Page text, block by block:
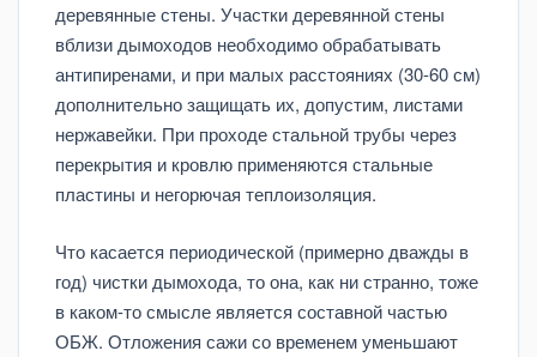
деревянные стены. Участки деревянной стены
вблизи дымоходов необходимо обрабатывать
антипиренами, и при малых расстояниях (30-60 см)
дополнительно защищать их, допустим, листами
нержавейки. При проходе стальной трубы через
перекрытия и кровлю применяются стальные
пластины и негорючая теплоизоляция.
Что касается периодической (примерно дважды в
год) чистки дымохода, то она, как ни странно, тоже
в каком-то смысле является составной частью
ОБЖ. Отложения сажи со временем уменьшают